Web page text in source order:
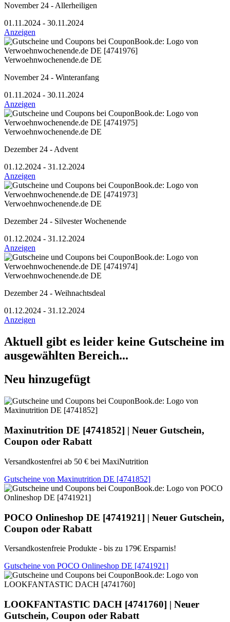
November 24 - Allerheiligen
01.11.2024 - 30.11.2024
Anzeigen
Verwoehnwochenende.de DE
November 24 - Winteranfang
01.11.2024 - 30.11.2024
Anzeigen
Verwoehnwochenende.de DE
Dezember 24 - Advent
01.12.2024 - 31.12.2024
Anzeigen
Verwoehnwochenende.de DE
Dezember 24 - Silvester Wochenende
01.12.2024 - 31.12.2024
Anzeigen
Verwoehnwochenende.de DE
Dezember 24 - Weihnachtsdeal
01.12.2024 - 31.12.2024
Anzeigen
Aktuell gibt es leider keine Gutscheine im
ausgewählten Bereich...
Neu hinzugefügt
Maxinutrition DE [4741852] | Neuer Gutschein,
Coupon oder Rabatt
Versandkostenfrei ab 50 € bei MaxiNutrition
Gutscheine von Maxinutrition DE [4741852]
POCO Onlineshop DE [4741921] | Neuer Gutschein,
Coupon oder Rabatt
Versandkostenfreie Produkte - bis zu 179€ Ersparnis!
Gutscheine von POCO Onlineshop DE [4741921]
LOOKFANTASTIC DACH [4741760] | Neuer
Gutschein, Coupon oder Rabatt